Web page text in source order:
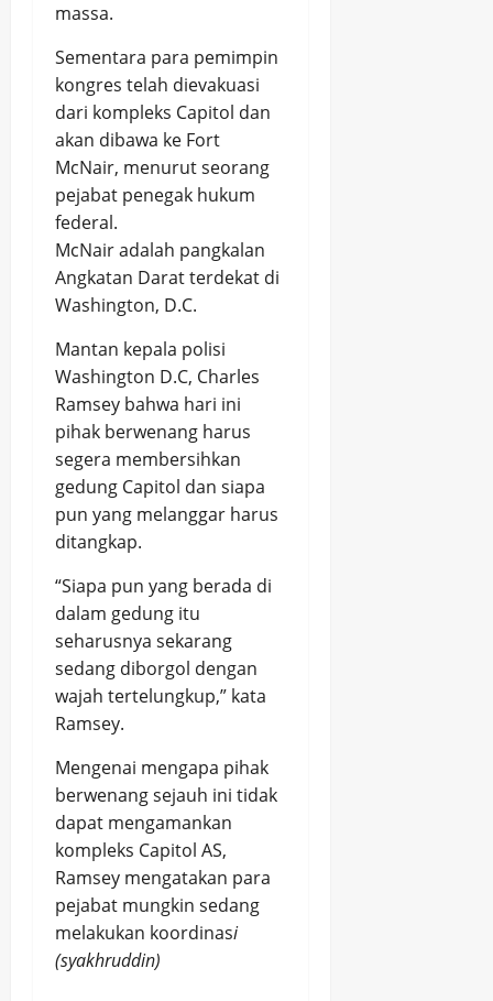
massa.
Sementara para pemimpin
kongres telah dievakuasi
dari kompleks Capitol dan
akan dibawa ke Fort
McNair, menurut seorang
pejabat penegak hukum
federal.
McNair adalah pangkalan
Angkatan Darat terdekat di
Washington, D.C.
Mantan kepala polisi
Washington D.C, Charles
Ramsey bahwa hari ini
pihak berwenang harus
segera membersihkan
gedung Capitol dan siapa
pun yang melanggar harus
ditangkap.
“Siapa pun yang berada di
dalam gedung itu
seharusnya sekarang
sedang diborgol dengan
wajah tertelungkup,” kata
Ramsey.
Mengenai mengapa pihak
berwenang sejauh ini tidak
dapat mengamankan
kompleks Capitol AS,
Ramsey mengatakan para
pejabat mungkin sedang
melakukan koordinasi
(syakhruddin)